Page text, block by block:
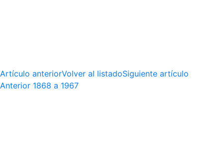
Artículo anteriorVolver al listadoSiguiente artículo
Anterior 1868 a 1967